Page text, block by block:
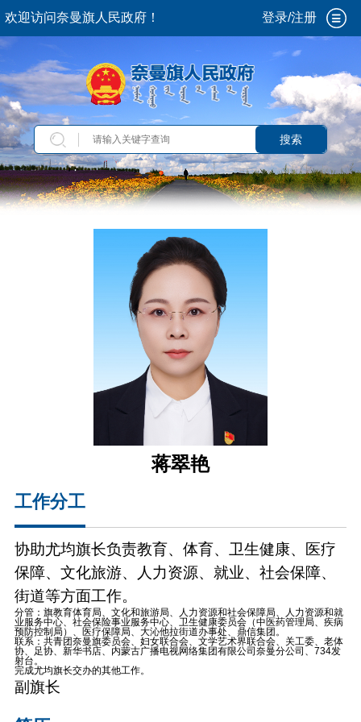
欢迎访问奈曼旗人民政府！ 登录/注册
搜索
蒋翠艳
工作分工
协助尤均旗长负责教育、体育、卫生健康、医疗
保障、文化旅游、人力资源、就业、社会保障、
街道等方面工作。
分管：旗教育体育局、文化和旅游局、人力资源和社会保障局、人力资源和就
业服务中心、社会保险事业服务中心、卫生健康委员会（中医药管理局、疾病
预防控制局）、医疗保障局、大沁他拉街道办事处、鼎信集团。
联系：共青团奈曼旗委员会、妇女联合会、文学艺术界联合会、关工委、老体
协、足协、新华书店、内蒙古广播电视网络集团有限公司奈曼分公司、734发
射台。
完成尤均旗长交办的其他工作。
副旗长